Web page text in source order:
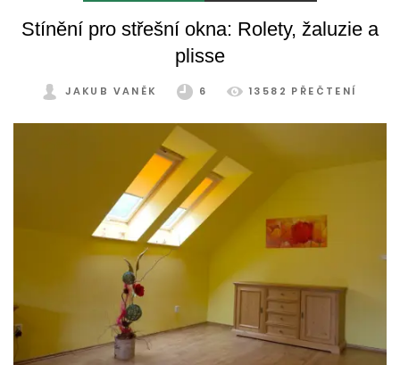
Stínění pro střešní okna: Rolety, žaluzie a
plisse
JAKUB VANĚK 6 13582 PŘEČTENÍ